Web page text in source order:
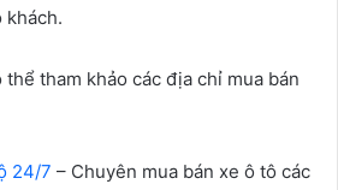
khách.
tham khảo các địa chỉ mua bán
24/7 – Chuyên mua bán xe ô tô các